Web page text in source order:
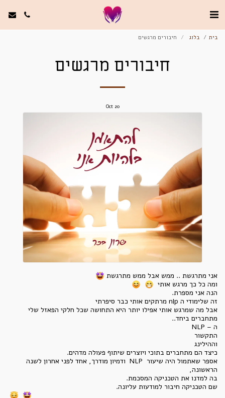
בית בלוג חיבורים מרגשים
חיבורים מרגשים
20
Oct
אני מתרגשת .. ממש אבל ממש מתרגשת
ומה כל כך מרגש אותי
הנה אני מספרת.
זה שלימודי ה nlp מרתקים אותי כבר סיפרתי
אבל מה שמרגש אותי אפילו יותר היא התחושה שכל חלקי הפאזל שלי
מתחברים ביחד..
ה – NLP
התקשור
וההילינג
כיצד הם מתחברים בתוכי ויוצרים שיתוף פעולה מדהים.
אספר שאתמול היה שיעור NLP ודמיון מודרך, אחד לפני אחרון לשנה
הראשונה,
בה למדנו את הטכניקה המסכמת.
שם הטכניקה חיבור למודעות עליונה.